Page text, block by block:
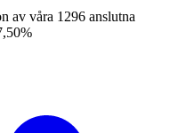
av våra 1296 anslutna